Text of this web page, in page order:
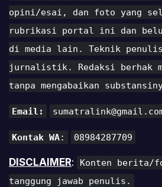
opini/esai, dan foto yang
rubrikasi portal ini dan
di media lain. Teknik
jurnalistik. Redaksi berhak
tanpa mengabaikan
Email:
Kontak WA: 08984287709
DISCLAIMER:
Konten
tanggung jawab penulis.